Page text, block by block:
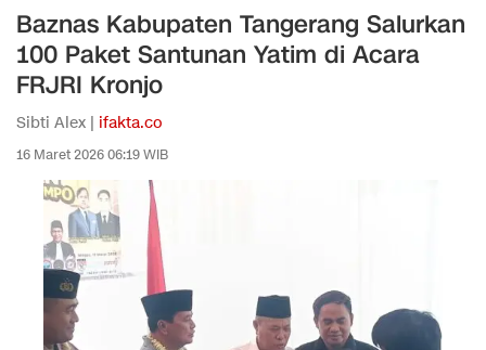
Baznas Kabupaten Tangerang Salurkan
100 Paket Santunan Yatim di Acara
FRJRI Kronjo
Sibti Alex | ifakta.co
16 Maret 2026 06:19 WIB